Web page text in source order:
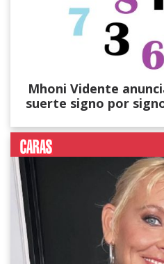
Mhoni Vidente
suerte signo por